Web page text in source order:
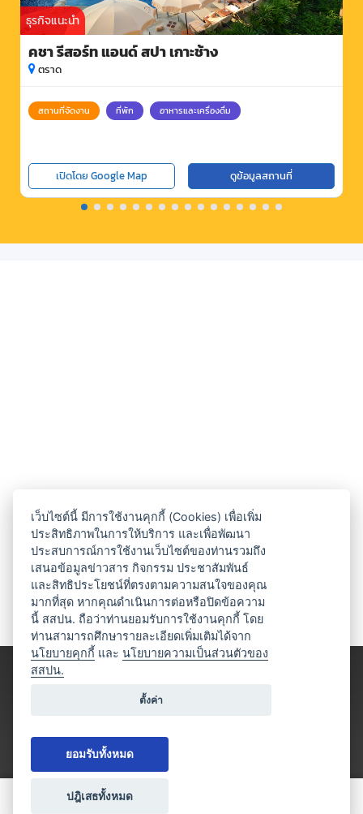
ธุรกิจแนะนำ
คชา รีสอร์ท แอนด์ สปา เกาะช้าง
ตราด
สถานที่จัดงาน ที่พัก อาหารและเครื่องดื่ม
เปิดโดย Google Map ดูข้อมูลสถานที่
เว็บไซต์นี้ มีการใช้งานคุกกี้ (Cookies) เพื่อเพิ่ม
ประสิทธิภาพในการให้บริการ และเพื่อพัฒนา
ประสบการณ์การใช้งานเว็บไซต์ของท่านรวมถึง
เสนอข้อมูลข่าวสาร กิจกรรม ประชาสัมพันธ์
และสิทธิประโยชน์ที่ตรงตามความสนใจของคุณ
มากที่สุด หากคุณดำเนินการต่อหรือปิดข้อความ
นี้ สสปน. ถือว่าท่านยอมรับการใช้งานคุกกี้ โดย
ท่านสามารถศึกษารายละเอียดเพิ่มเติมได้จาก
นโยบายคุกกี้ และนโยบายความเป็นส่วนตัวของ
สสปน.
ตั้งค่า
ยอมรับทั้งหมด
ปฎิเสธทั้งหมด